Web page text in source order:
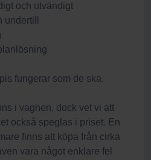
och utvändigt
fungerar som de ska.
i vagnen, dock vet vi att
också speglas i priset. En
finns att köpa från cirka
vara något enklare fel